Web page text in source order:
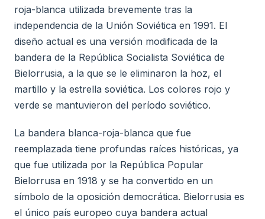
roja-blanca utilizada brevemente tras la
independencia de la Unión Soviética en 1991. El
diseño actual es una versión modificada de la
bandera de la República Socialista Soviética de
Bielorrusia, a la que se le eliminaron la hoz, el
martillo y la estrella soviética. Los colores rojo y
verde se mantuvieron del período soviético.
La bandera blanca-roja-blanca que fue
reemplazada tiene profundas raíces históricas, ya
que fue utilizada por la República Popular
Bielorrusa en 1918 y se ha convertido en un
símbolo de la oposición democrática. Bielorrusia es
el único país europeo cuya bandera actual